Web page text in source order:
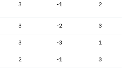
3 -1 2
3 -2 3
3 -3 1
2 -1 3